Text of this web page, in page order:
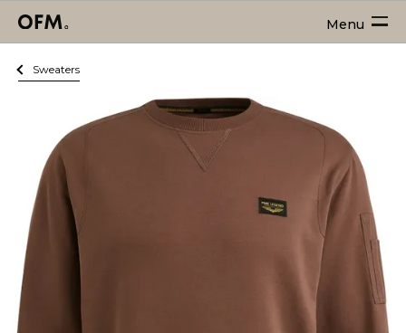
Menu
Sweaters